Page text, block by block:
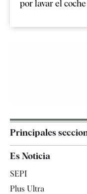
por lavar el
Principales
Es Noticia
SEPI
Plus Ultra